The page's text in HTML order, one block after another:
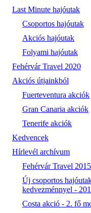
Last Minute hajóutak
Csoportos hajóutak
Akciós hajóutak
Folyami hajóutak
Fehérvár Travel 2020
Akciós útjainkból
Fuerteventura akciók
Gran Canaria akciók
Tenerife akciók
Kedvencek
Hírlevél archívum
Fehérvár Travel
Új csoportos
kedvezménnyel -
Costa akció - 2. fő